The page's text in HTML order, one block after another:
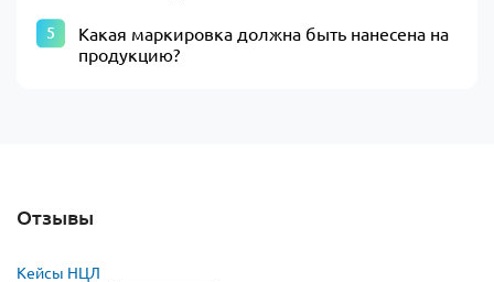
Какая маркировка должна быть нанесена на
продукцию?
Отзывы
Кейсы НЦЛ